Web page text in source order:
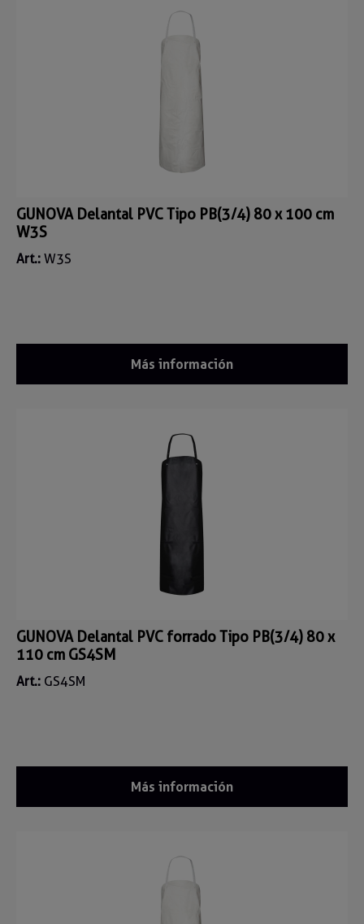
GUNOVA Delantal PVC Tipo PB(3/4) 80 x 100 cm
W3S
Art.: W3S
Más información
GUNOVA Delantal PVC forrado Tipo PB(3/4) 80 x
110 cm GS4SM
Art.: GS4SM
Más información